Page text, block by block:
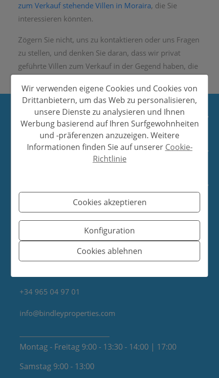
zum Verkauf stehende Villen in Moraira, die Sie
interessieren könnten.
Zögern Sie nicht, uns zu kontaktieren oder uns Fragen
zu stellen, und denken Sie daran, dass wir privat
geführte Villen zum Verkauf in der Gegend haben, die
UNTERNEHMEN
LEGAL
Avenida de Madrid Nº11, Local Nº2
03724 Moraira (Alicante)
Nº Registro RAICV 0983 - 0266
+34 965 04 97 01
info@bindleyproperties.com
Montag - Freitag 9:00 - 13:30 - 14:00 | 17:00
Samstag 9:00 - 13:00
Wir verwenden eigene Cookies und Cookies von
Drittanbietern, um das Web zu personalisieren,
unsere Dienste zu analysieren und Ihnen
Werbung basierend auf Ihren Surfgewohnheiten
und -präferenzen anzuzeigen. Weitere
Informationen finden Sie auf unserer Cookie-
Richtlinie
Cookies akzeptieren
Konfiguration
Cookies ablehnen